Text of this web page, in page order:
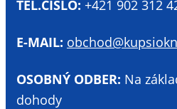
TEL.ČÍSLO: +421 902 312
E-MAIL:
OSOBNÝ ODBER: Na
dohody